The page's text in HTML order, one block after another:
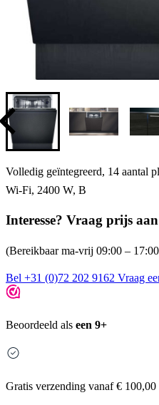
Volledig geïntegreerd, 14 aantal
Wi-Fi, 2400 W, B
Interesse? Vraag prijs aan
(Bereikbaar ma-vrij 09:00 –
Bel +31 (0)72 202 9162 Vraag
Beoordeeld als een 9+
Gratis verzending vanaf € 100,00